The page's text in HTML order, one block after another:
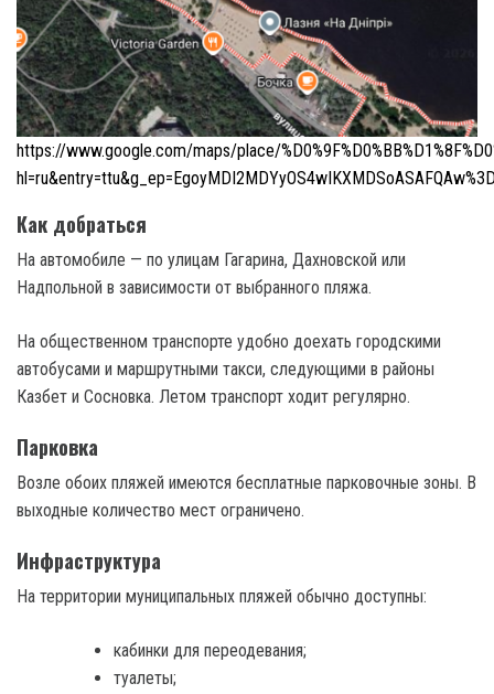
https://www.google.com/maps/place/
Как добраться
На автомобиле — по улицам Гагарина, Дахновской или
Надпольной в зависимости от выбранного пляжа.
На общественном транспорте удобно доехать городскими
автобусами и маршрутными такси, следующими в районы
Казбет и Сосновка. Летом транспорт ходит регулярно.
Парковка
Возле обоих пляжей имеются бесплатные парковочные зоны. В
выходные количество мест ограничено.
Инфраструктура
На территории муниципальных пляжей обычно доступны:
кабинки для переодевания;
туалеты;